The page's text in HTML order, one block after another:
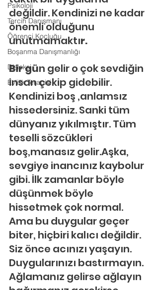
Psikoloji
Tercih Danışmanı
Öğrenci Koçluğu
Boşanma Danışmanlığı
Disleksi
Evlilik Terapisi
değildir. Kendinizi ne kadar
önemli olduğunu
unutmamaktır.
Bir gün gelir o çok sevdiğin
insan çekip gidebilir.
Kendinizi boş ,anlamsız
hissedersiniz. Sanki tüm
dünyanız yıkılmıştır. Tüm
teselli sözcükleri
boş,manasız gelir.Aşka,
sevgiye inancınız kaybolur
gibi. İlk zamanlar böyle
düşünmek böyle
hissetmek çok normal.
Ama bu duygular geçer
biter, hiçbiri kalıcı değildir.
Siz önce acınızı yaşayın.
Duygularınızı bastırmayın.
Ağlamanız gelirse ağlayın